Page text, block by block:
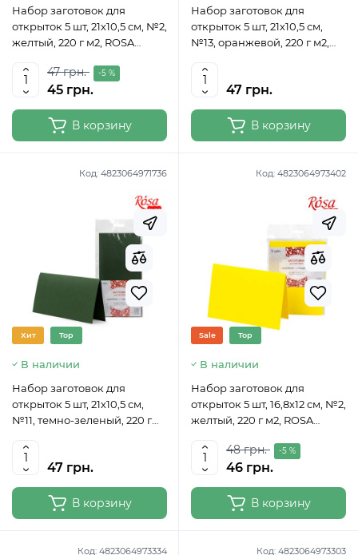
Набор заготовок для
открыток 5 шт, 21х10,5 см, №2,
желтый, 220 г м2, ROSA
47 грн. -5 %
45 грн.
В корзину
Набор заготовок для
открыток 5 шт, 21х10,5 см,
№13, оранжевой, 220 г м2,
47 грн.
В корзину
Код: 4823064971736
Хит Top
В наличии
Набор заготовок для
открыток 5 шт, 21х10,5 см,
№11, темно-зеленый, 220 г
47 грн.
В корзину
Код: 4823064973402
Sale Top
В наличии
Набор заготовок для
открыток 5 шт, 16,8х12 см, №2,
желтый, 220 г м2, ROSA
48 грн. -5 %
46 грн.
В корзину
Код: 4823064973334 Код: 4823064973303